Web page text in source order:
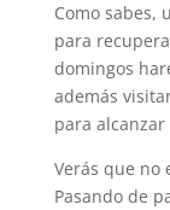
Como sabes,
para
domingos
además
para
Verás que no
Pasando de